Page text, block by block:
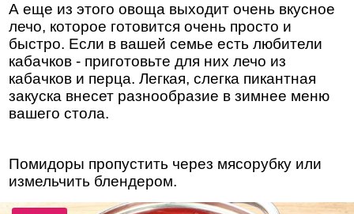
А еще из этого овоща выходит очень вкусное
лечо, которое готовится очень просто и
быстро. Если в вашей семье есть любители
кабачков - приготовьте для них лечо из
кабачков и перца. Легкая, слегка пикантная
закуска внесет разнообразие в зимнее меню
вашего стола.
Помидоры пропустить через мясорубку или
измельчить блендером.